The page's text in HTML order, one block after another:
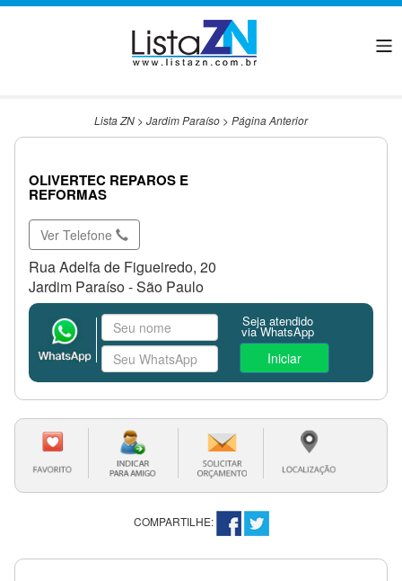
Lista ZN > Jardim Paraíso > Página Anterior
OLIVERTEC REPAROS E
REFORMAS
Ver Telefone
Rua Adelfa de Figueiredo, 20
Jardim Paraíso - São Paulo
Seja atendido
via WhatsApp
Iniciar
COMPARTILHE: